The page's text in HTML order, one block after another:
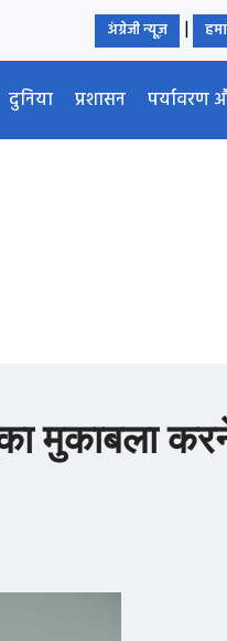
अंग्रेजी न्यूज़ |
दुनिया प्रशासन पर्यावरण
मुकाबला